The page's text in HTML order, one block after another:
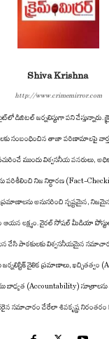
Shiva Krishna
http://www.crimemirror.com
డిజిటల్ జర్నలిస్టుగా పని
సంబంధించిన తాజా పరిణామాలపై
ప్రచురించే ముందు విశ్వసనీయ వనరులు,
పరిశీలించి నిజ నిర్ధారణ (Fact-
అనుసరించి స్పష్టమైన,
ఆయన లక్ష్యం. వైరల్ సోషల్ మీడియా
పాఠకులకు విశ్వసనీయమైన సమాచారం
జర్నలిస్టిక్ నైతిక ప్రమాణాలు, ఖచ్చితత్వం
బాధ్యత (Accountability)
సమాచారం చేరేలా శివకృష్ణ నిరంతరం